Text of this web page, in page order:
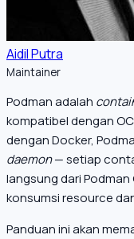
Aidil Putra
Maintainer
Podman adalah
kompatibel dengan
dengan Docker,
daemon— setiap
langsung dari Podman
konsumsi resource
Panduan ini akan